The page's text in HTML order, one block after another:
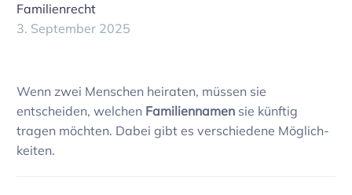
Familienrecht
3. September 2025
Wenn zwei Menschen heiraten, müssen sie
entscheiden, welchen Fami­li­en­namen sie künftig
tragen möchten. Dabei gibt es verschie­dene Möglich­
keiten.